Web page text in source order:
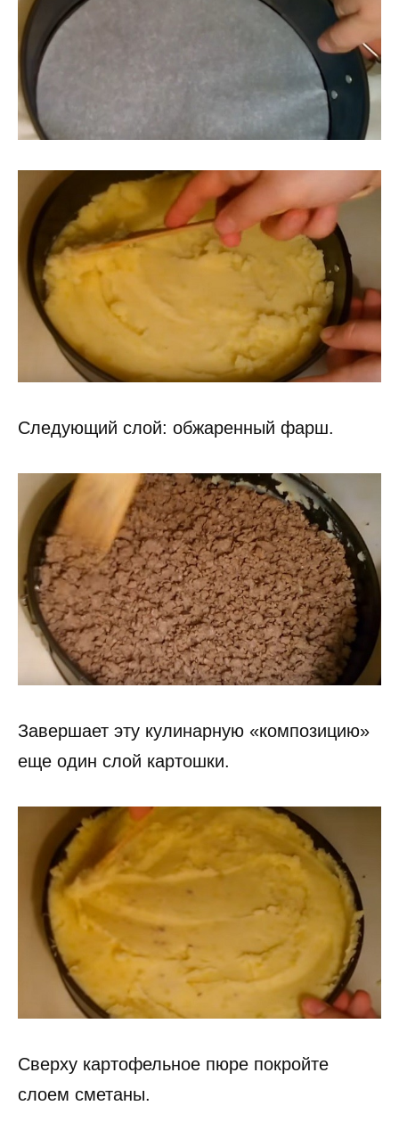
Следующий слой: обжаренный фарш.
Завершает эту кулинарную «композицию»
еще один слой картошки.
Сверху картофельное пюре покройте
слоем сметаны.